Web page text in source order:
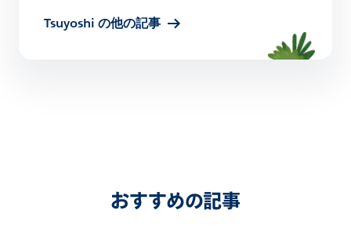
Tsuyoshi の他の記事
おすすめの記事